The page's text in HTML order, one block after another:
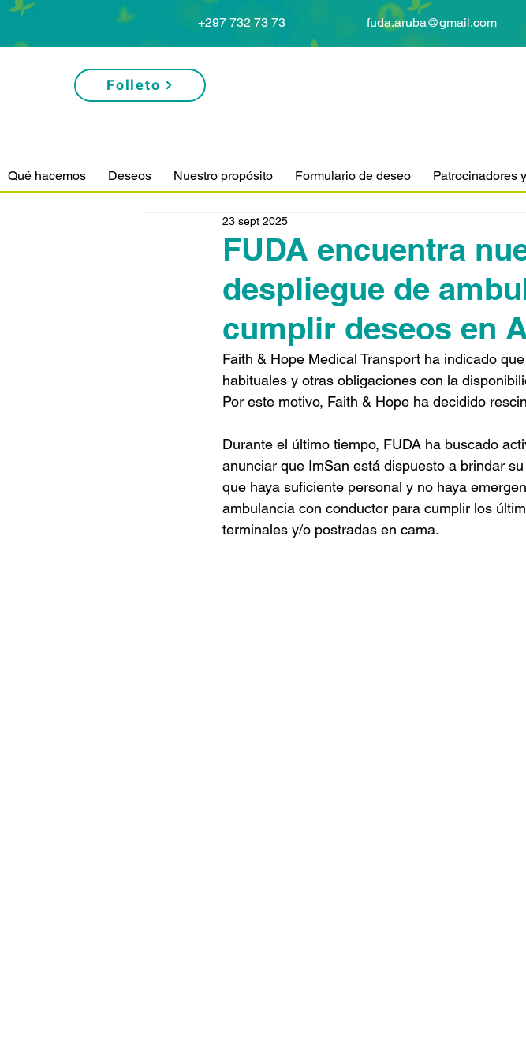
+297 732 73 73 fuda.aruba@gmail.com
Folleto
Qué hacemos Deseos Nuestro propósito Formulario de deseo Patrocinadores
FUDA encuentra
despliegue de
cumplir deseos en
23 sept 2025
Faith & Hope Medical Transport ha indicado
habituales y otras obligaciones con la
Por este motivo, Faith & Hope ha decidido
Durante el último tiempo, FUDA ha buscado
anunciar que ImSan está dispuesto a brindar
que haya suficiente personal y no haya
ambulancia con conductor para cumplir los
terminales y/o postradas en cama.